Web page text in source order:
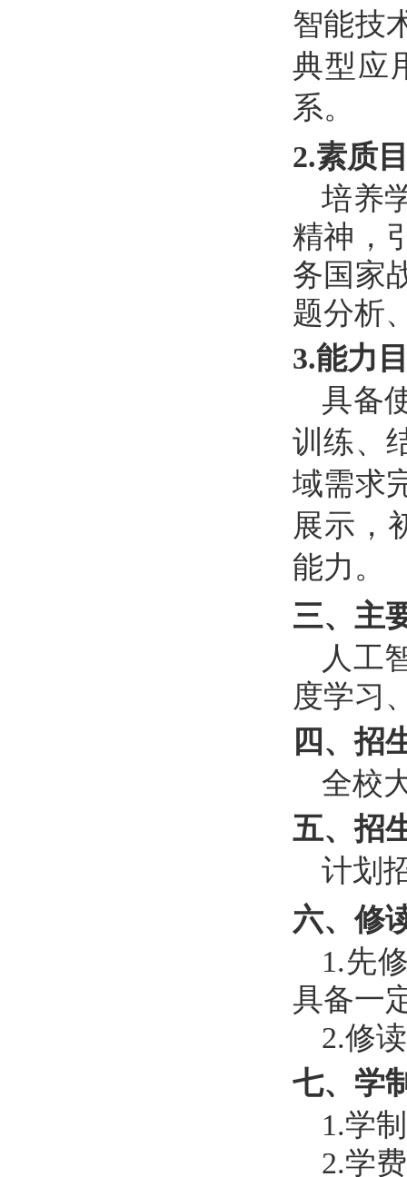
智能技
典型应
系。
2.素质
培养
精神，
务国家
题分析
3.能力
具备
训练、
域需求
展示，
能力。
三、主
人工
度学习
四、招
全校
五、招
计划
六、修
1.先
具备一
2.修
七、学
1.学
2.学